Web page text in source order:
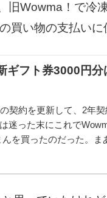
旧Wowma！で冷
買い物の支払いに
ギフト券3000円
契約を更新して、2年
迷った末にこれで
を買ったのだった。ま